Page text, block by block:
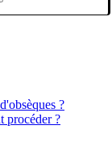
?
procéder ?